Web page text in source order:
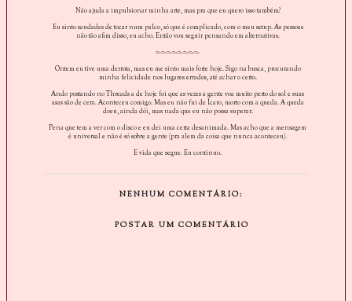
Não ajuda a impulsionar minha arte, mas pra que eu quero isso também?
Eu sinto saudades de tocar num palco, só que é complicado, com o meu setup. As pessoas
não tão afim disso, eu acho. Então vou seguir pensando em alternativas.
=-=-=-=-=-=-=-=-
Ontem eu tive uma derrota, mas eu me sinto mais forte hoje. Sigo na busca, procurando
minha felicidade nos lugares errados, até achar o certo.
Ando postando no Threads a de hoje foi que as vezes a gente voa muito perto do sol e suas
asas são de cera. Aconteceu comigo. Mas eu não fui de Ícaro, morto com a queda. A queda
doeu, ainda dói, mas nada que eu não possa superar.
Pena que tem a ver com o disco e eu dei uma certa desanimada. Mas acho que a mensagem
é universal e não é só sobre a gente (pra alem da coisa que nunca aconteceu).
E vida que segue. Eu continuo.
NENHUM COMENTÁRIO:
POSTAR UM COMENTÁRIO